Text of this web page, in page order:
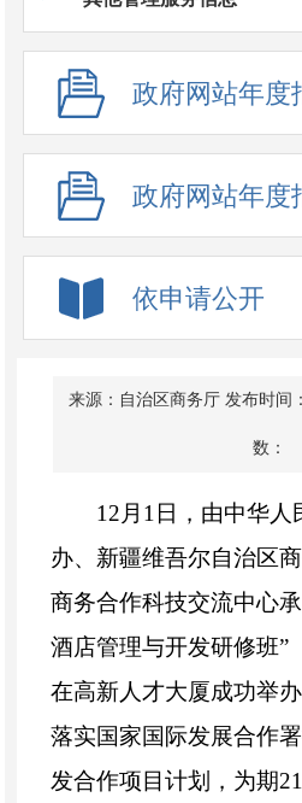
政府网站年度
政府网站年度
依申请公开
来源：自治区商务厅 发布时间
数：
12月 1 日，由中华人
办、新疆维吾尔自治区
商务合作科技交流中心
酒店管理与开发研修班”
在高新人才大厦成功举
落实国家国际发展合作
发合作项目计划，为期21